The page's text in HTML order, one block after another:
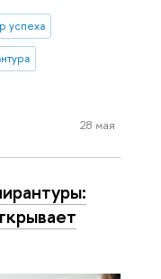
успеха
28 мая